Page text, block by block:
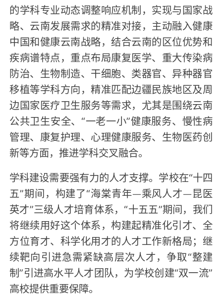
的学科专业动态调整响应机制，实现与国家战
略、云南发展需求的精准对接，主动融入健康
中国和健康云南战略，结合云南的区位优势和
疾病谱特点，重点布局康复医学、重大传染病
防治、生物制造、干细胞、类器官、异种器官
移植等学科方向，精准匹配边疆民族地区及周
边国家医疗卫生服务等需求，尤其是围绕云南
公共卫生安全、“一老一小”健康服务、慢性病
管理、康复护理、心理健康服务、生物医药创
新等方面，推进学科交叉融合。
学科建设需要强有力的人才支撑。学校在“十四
五”期间，构建了“海棠青年—乘风人才—昆医
英才”三级人才培育体系，“十五五”期间，我们
将继续用好这个体系，构建起精准化引才、全
方位育才、科学化用才的人才工作新格局；继
续靶向引进急需紧缺高层次人才，争取“整建
制”引进高水平人才团队，为学校创建“双一流”
高校提供重要保障。